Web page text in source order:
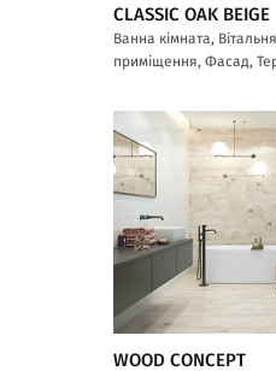
CLASSIC OAK BEIGE
Ванна кімната,
приміщення, Фасад,
WOOD CONCEPT